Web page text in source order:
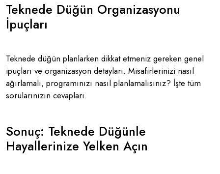
Teknede Düğün Organizasyonu
İpuçları
Teknede düğün planlarken dikkat etmeniz gereken genel
ipuçları ve organizasyon detayları. Misafirlerinizi nasıl
ağırlamalı, programınızı nasıl planlamalısınız? İşte tüm
sorularınızın cevapları.
Sonuç: Teknede Düğünle
Hayallerinize Yelken Açın